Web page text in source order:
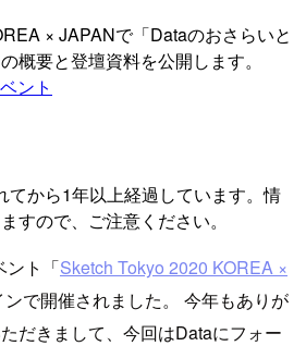
× JAPANで「Dataのおさらいと
概要と登壇資料を公開します。
ント
てから1年以上経過しています。情
すので、ご注意ください。
ント「Sketch Tokyo 2020 KOREA ×
ンで開催されました。 今年もありが
だきまして、今回はDataにフォー